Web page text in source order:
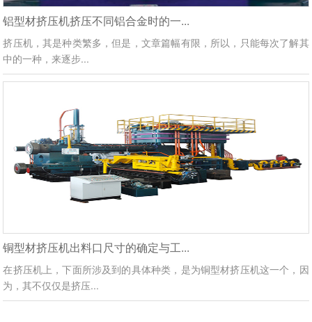
铝型材挤压机挤压不同铝合金时的一...
挤压机，其是种类繁多，但是，文章篇幅有限，所以，只能每次了解其
中的一种，来逐步...
铜型材挤压机出料口尺寸的确定与工...
在挤压机上，下面所涉及到的具体种类，是为铜型材挤压机这一个，因
为，其不仅仅是挤压...